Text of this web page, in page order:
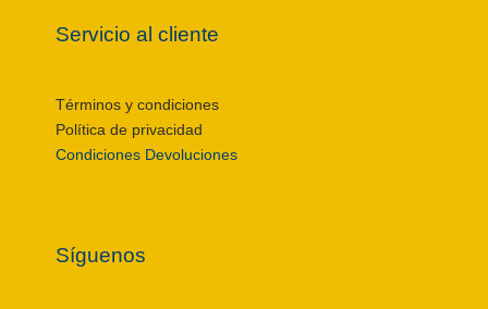
Servicio al cliente
Términos y condiciones
Política de privacidad
Condiciones Devoluciones
Síguenos